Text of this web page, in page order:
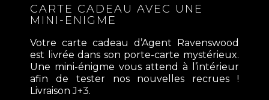
CARTE CADEAU AVEC UNE
MINI-ENIGME
Votre carte cadeau d’Agent Ravenswood
est livrée dans son porte-carte mystérieux.
Une mini-énigme vous attend à l’intérieur
afin de tester nos nouvelles recrues !
Livraison J+3.